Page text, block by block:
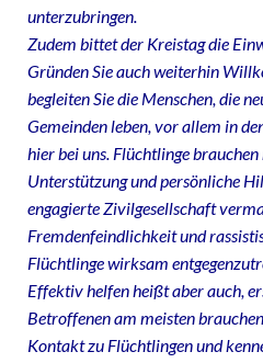
unterzubringen.
Zudem bittet der Kreistag die
Gründen Sie auch weiterhin
begleiten Sie die Menschen, die
Gemeinden leben, vor allem in
hier bei uns. Flüchtlinge
Unterstützung und persönliche
engagierte Zivilgesellschaft
Fremdenfeindlichkeit und
Flüchtlinge wirksam
Effektiv helfen heißt aber auch,
Betroffenen am meisten
Kontakt zu Flüchtlingen und